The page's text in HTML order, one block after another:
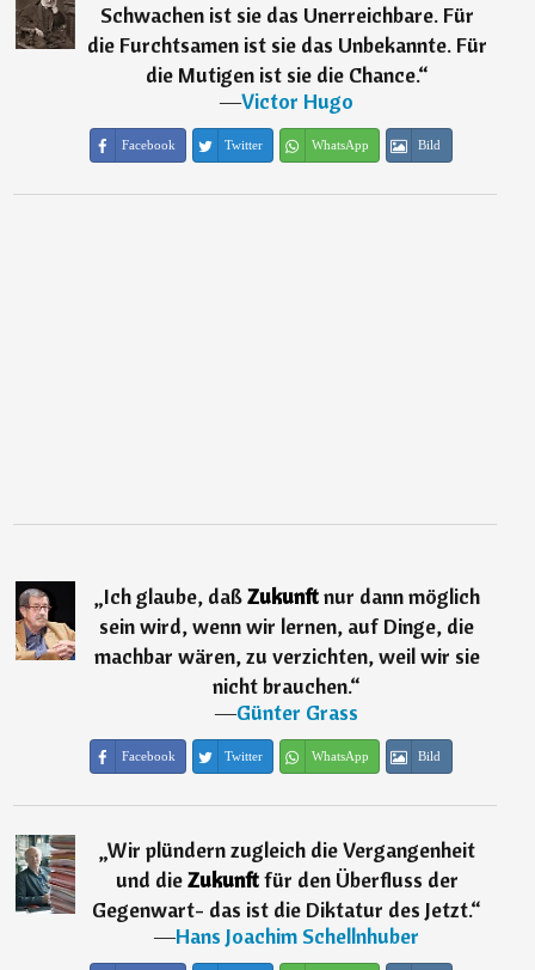
Schwachen ist sie das Unerreichbare. Für
die Furchtsamen ist sie das Unbekannte. Für
die Mutigen ist sie die Chance.“
―Victor Hugo
Facebook Twitter WhatsApp Bild
„Ich glaube, daßZukunftnur dann möglich
sein wird, wenn wir lernen, auf Dinge, die
machbar wären, zu verzichten, weil wir sie
nicht brauchen.“
―Günter Grass
Facebook Twitter WhatsApp Bild
„Wir plündern zugleich die Vergangenheit
und dieZukunftfür den Überfluss der
Gegenwart- das ist die Diktatur des Jetzt.“
―Hans Joachim Schellnhuber